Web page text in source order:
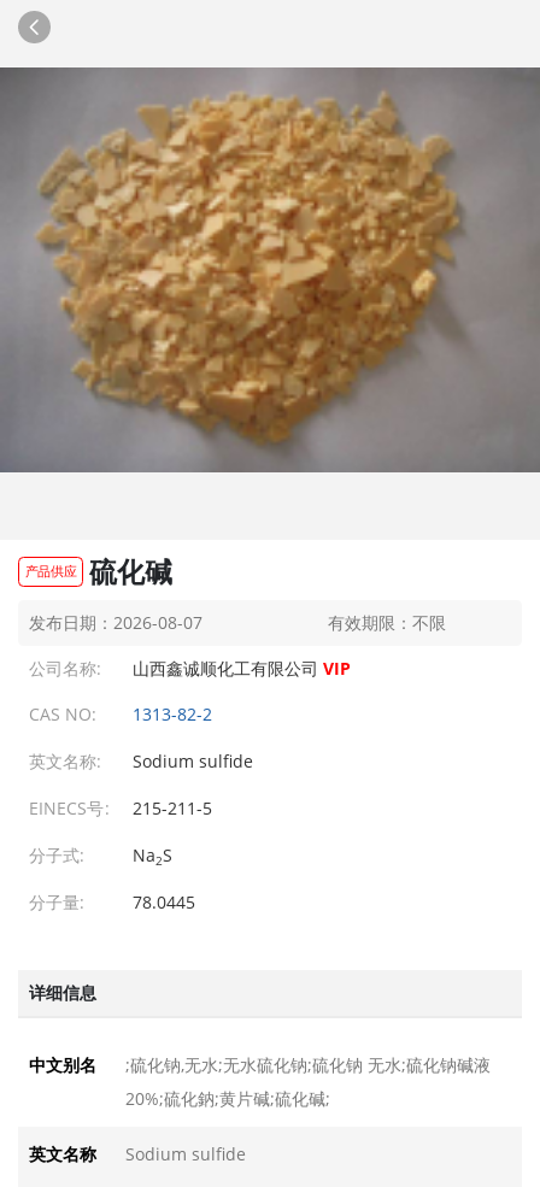
产品供应 硫化碱
发布日期：2026-08-07
有效期限：不限
公司名称:
山西鑫诚顺化工有限公司VIP
CAS NO: 1313-82-2
英文名称: Sodium sulfide
EINECS号: 215-211-5
分子式: Na2S
分子量: 78.0445
详细信息
中文别名
;硫化钠,无水;无水硫化钠;硫化钠 无水;硫化钠碱液
20%;硫化鈉;黄片碱;硫化碱;
英文名称 Sodium sulfide
布日期：2026-08-07
手吨包
布日期：2026-08-07
理大苏打
布日期：2026-08-07
布日期：2026-08-07
布日期：2026-08-07
发布日期：2026-08-07
二手吨包
发布日期：2026-08-07
低铁硫化钠